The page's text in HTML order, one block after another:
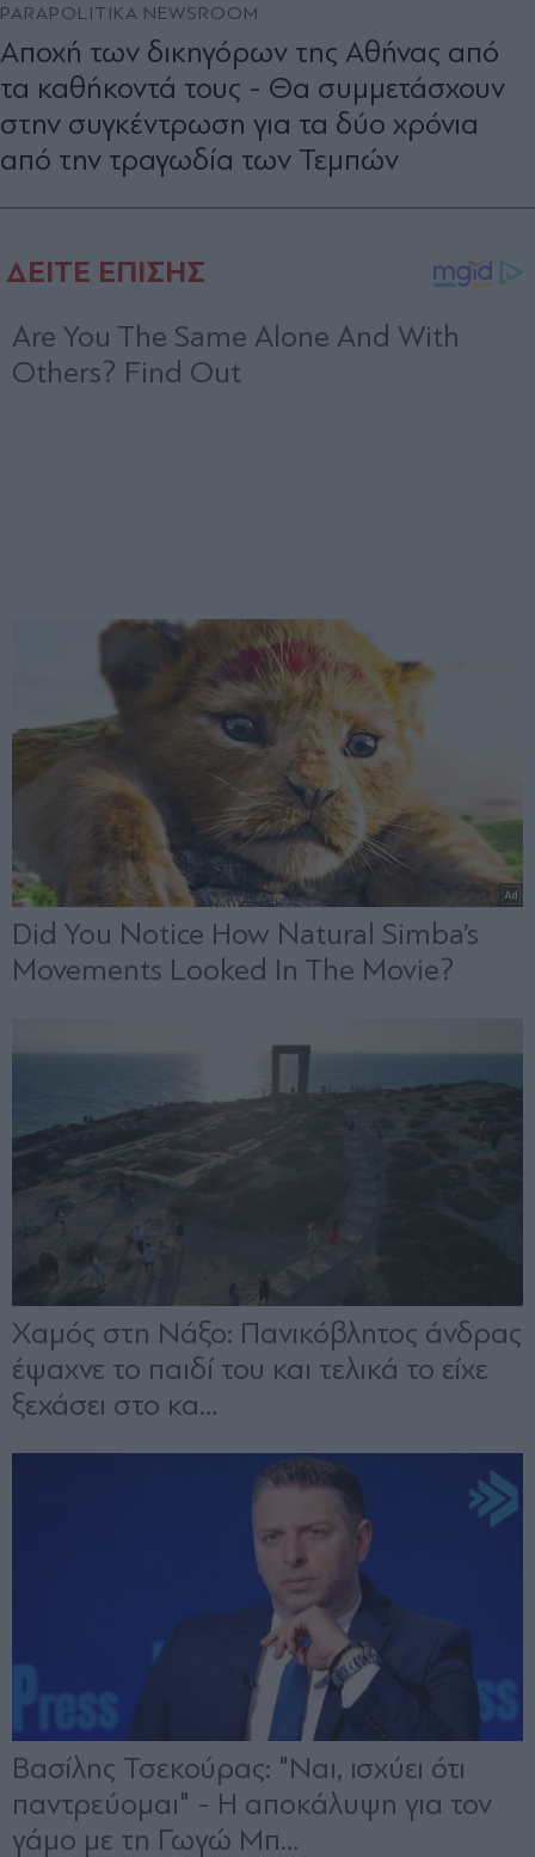
PARAPOLITIKA NEWSROOM
Αποχή των δικηγόρων της Αθήνας από
τα καθήκοντά τους - Θα συμμετάσχουν
στην συγκέντρωση για τα δύο χρόνια
από την τραγωδία των Τεμπών